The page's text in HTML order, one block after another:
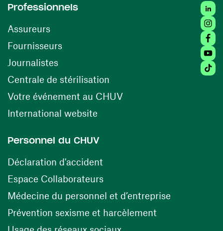
Professionnels
Assureurs
Fournisseurs(ouvre une nouvelle fenêtre)
Journalistes
Centrale de stérilisation (ouvre une nouvelle
Votre événement au CHUV(ouvre une nouvelle
International website
Personnel du CHUV
Déclaration d'accident
Espace Collaborateurs(ouvre une nouvelle fenêtre)
Médecine du personnel et d’entreprise
Prévention sexisme et harcèlement